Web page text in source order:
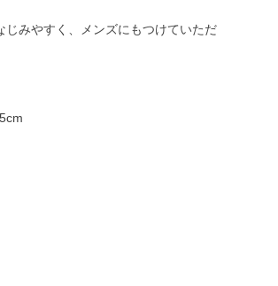
みやすく、メンズにもつけていただ